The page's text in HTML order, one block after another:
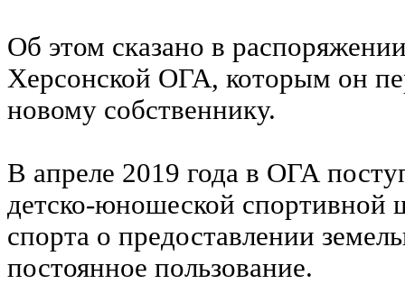
Об этом сказано в
Херсонской ОГА, которым он
новому собственнику.
В апреле 2019 года в ОГА
детско-юношеской
спорта о предоставлении
постоянное пользование.